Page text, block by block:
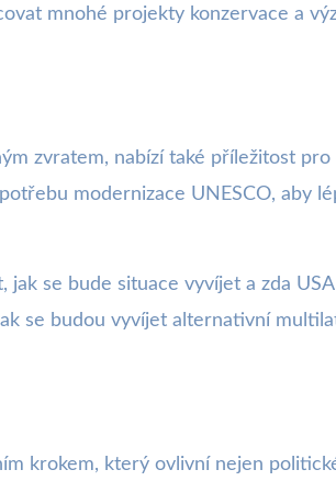
mnohé projekty konzervace a
zvratem, nabízí také příležitost
modernizace UNESCO, aby
se bude situace vyvíjet a zda
se budou vyvíjet alternativní
krokem, který ovlivní nejen